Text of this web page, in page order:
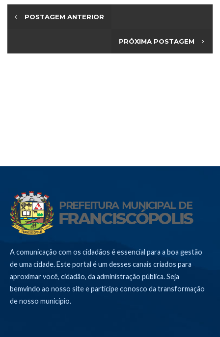
POSTAGEM ANTERIOR
PRÓXIMA POSTAGEM
A comunicação com os cidadãos é essencial para a boa gestão
de uma cidade. Este portal é um desses canais criados para
aproximar você, cidadão, da administração pública. Seja
bemvindo ao nosso site e participe conosco da transformação
de nosso município.